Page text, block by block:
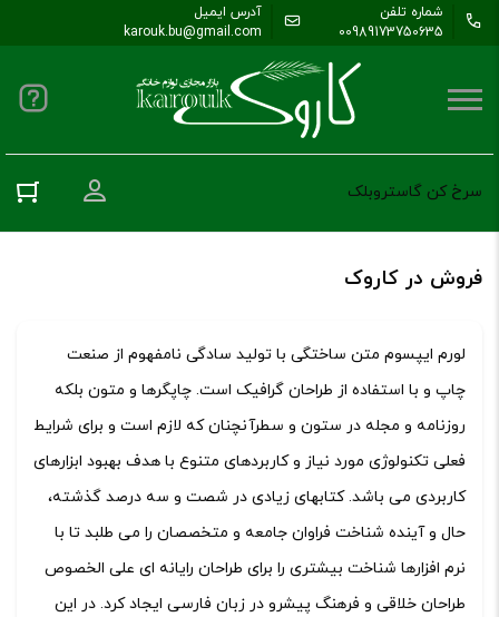
شماره تلفن
00989173750635
آدرس ایمیل
karouk.bu@gmail.com
سرخ کن گاستروبلک ورود به
فروش در کاروک
لورم ایپسوم متن ساختگی با تولید سادگی نامفهوم از صنعت
چاپ و با استفاده از طراحان گرافیک است. چاپگرها و متون بلکه
روزنامه و مجله در ستون و سطرآنچنان که لازم است و برای شرایط
فعلی تکنولوژی مورد نیاز و کاربردهای متنوع با هدف بهبود ابزارهای
کاربردی می باشد. کتابهای زیادی در شصت و سه درصد گذشته،
حال و آینده شناخت فراوان جامعه و متخصصان را می طلبد تا با
نرم افزارها شناخت بیشتری را برای طراحان رایانه ای علی الخصوص
طراحان خلاقی و فرهنگ پیشرو در زبان فارسی ایجاد کرد. در این